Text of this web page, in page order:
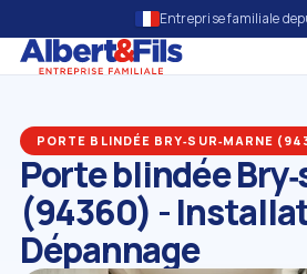
Entreprise familiale
PORTE BLINDÉE BRY‑SUR‑MARNE
Porte blindée
(94360) -
Dépannage